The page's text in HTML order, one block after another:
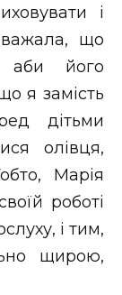
і
що
аби його
я замість
дітьми
олівця,
Марія
роботі
і тим,
щирою,